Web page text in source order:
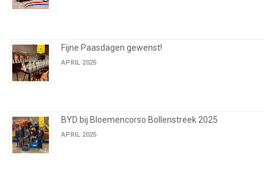
Fijne Paasdagen gewenst!
APRIL 2025
BYD bij Bloemencorso Bollenstreek 2025
APRIL 2025